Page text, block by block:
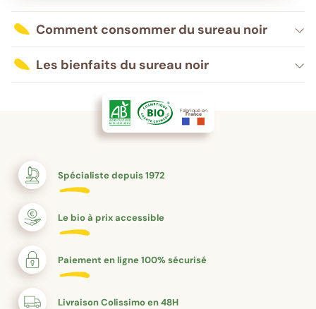
Comment consommer du sureau noir
Les bienfaits du sureau noir
Fabriqué en
France
Spécialiste depuis 1972
Le bio à prix accessible
Paiement en ligne 100% sécurisé
Livraison Colissimo en 48H